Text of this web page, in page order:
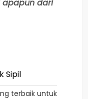
apapun dari
Sipil
terbaik untuk